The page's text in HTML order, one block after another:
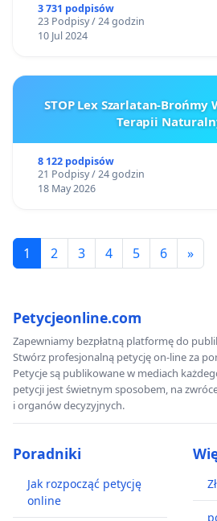
3 731 podpisów
23 Podpisy / 24 godzin
10 Jul 2024
STOP Lex Szarlatan-Brońmy
Terapii
8 122 podpisów
21 Podpisy / 24 godzin
18 May 2026
1 2 3 4 5 6 »
Petycjeonline.com
Zapewniamy bezpłatną platformę do
Stwórz profesjonalną petycję on-line za
Petycje są publikowane w mediach
petycji jest świetnym sposobem, na
i organów decyzyjnych.
Poradniki
Jak rozpocząć petycję
online